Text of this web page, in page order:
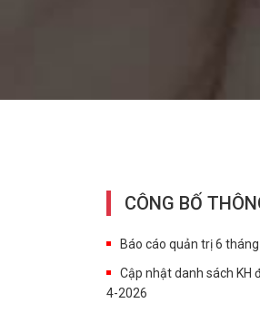
CÔNG BỐ
Báo cáo quản trị 6
Cập nhật danh sách KH
4-2026